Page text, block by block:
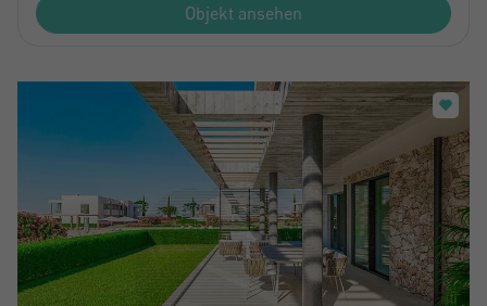
Objekt ansehen